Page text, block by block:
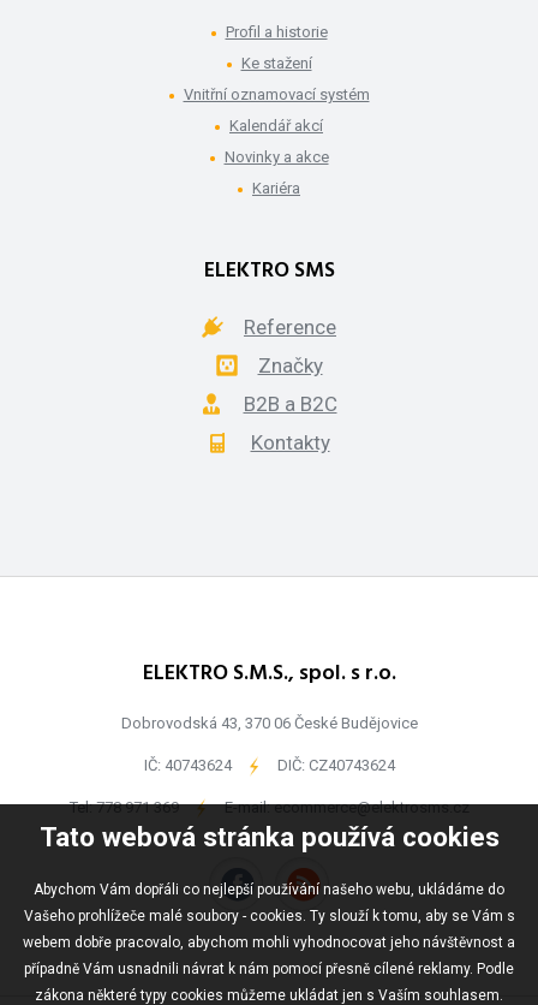
Tato webová stránka používá cookies
Abychom Vám dopřáli co nejlepší používání našeho webu, ukládáme do
Vašeho prohlížeče malé soubory - cookies. Ty slouží k tomu, aby se Vám s
webem dobře pracovalo, abychom mohli vyhodnocovat jeho návštěvnost a
případně Vám usnadnili návrat k nám pomocí přesně cílené reklamy. Podle
zákona některé typy cookies můžeme ukládat jen s Vaším souhlasem.
Profil a historie
Ke stažení
Vnitřní oznamovací systém
Kalendář akcí
Novinky a akce
Kariéra
ELEKTRO SMS
Reference
Značky
B2B a B2C
Kontakty
ELEKTRO S.M.S., spol. s r.o.
Dobrovodská 43, 370 06 České Budějovice
IČ: 40743624 - DIČ: CZ40743624
Tel:778 971 369 - E-mail:ecommerce@elektrosms.cz